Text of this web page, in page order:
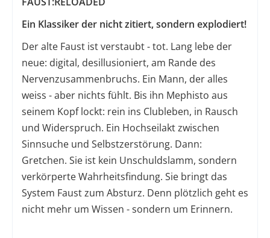
Ein Klassiker der nicht zitiert, sondern explodiert​​​​​​​!
Der alte Faust ist verstaubt - tot. Lang lebe der
neue: digital, desillusioniert, am Rande des
Nervenzusammenbruchs. Ein Mann, der alles
weiss - aber nichts fühlt. Bis ihn Mephisto aus
seinem Kopf lockt: rein ins Clubleben, in Rausch
und Widerspruch. Ein Hochseilakt zwischen
Sinnsuche und Selbstzerstörung. Dann:
Gretchen. Sie ist kein Unschuldslamm, sondern
verkörperte Wahrheitsfindung. Sie bringt das
System Faust zum Absturz. Denn plötzlich geht es
nicht mehr um Wissen - sondern um Erinnern.